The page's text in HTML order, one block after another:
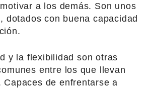
a los demás. Son unos
dotados con buena capacidad
y la flexibilidad son otras
entre los que llevan
Capaces de enfrentarse a